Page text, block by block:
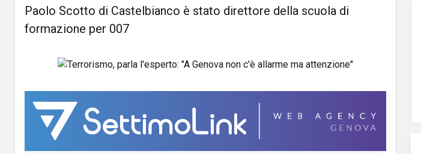
Paolo Scotto di Castelbianco è stato direttore della scuola di
formazione per 007